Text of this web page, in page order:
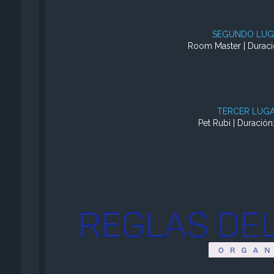
SEGUNDO
Room Master |
TERCER
Pet Rubi |